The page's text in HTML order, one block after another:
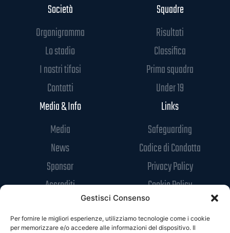
Gestisci Consenso
Per fornire le migliori esperienze, utilizziamo tecnologie come i cookie
per memorizzare e/o accedere alle informazioni del dispositivo. Il
Società
Organigramma
Lo stadio
I nostri tifosi
Contatti
Squadre
Risultati
Classifica
Prima squadra
Under 19
Media & Info
Media
News
Sponsor
Accrediti
Links
Safeguarding
Codice di Condotta
Privacy Policy
Cookie Policy